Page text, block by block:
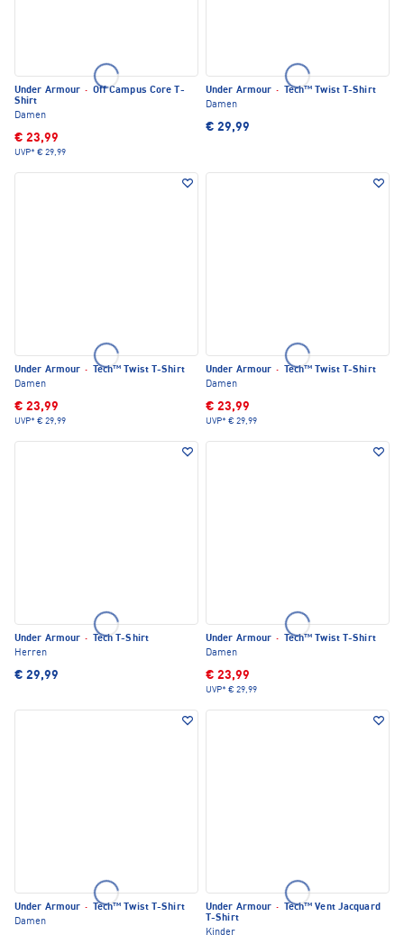
Under Armour · Off Campus Core T-
Shirt
Damen
€ 23,99
UVP* € 29,99
Under Armour ·
Tech™ Twist T-Shirt
Damen
€ 29,99
Under Armour ·
Tech™ Twist T-Shirt
Damen
€ 23,99
UVP* € 29,99
Under Armour ·
Tech™ Twist T-Shirt
Damen
€ 23,99
UVP* € 29,99
Under Armour ·
Tech T-Shirt
Herren
€ 29,99
Under Armour ·
Tech™ Twist T-Shirt
Damen
€ 23,99
UVP* € 29,99
Under Armour ·
Tech™ Twist T-Shirt
Damen
Under Armour ·
Tech™ Vent Jacquard
T-Shirt
Kinder